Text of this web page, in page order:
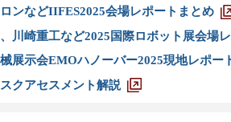
ンなどIIFES2025会場レポートまとめ
川崎重工など2025国際ロボット展会場
展示会EMOハノーバー2025現地レポー
クアセスメント解説